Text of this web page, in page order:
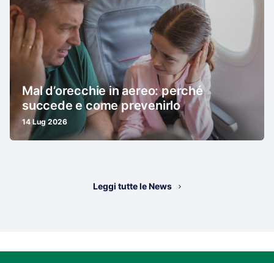
Mal d’orecchie in aereo: perché
succede e come prevenirlo
14 Lug 2026
Leggi tutte le News